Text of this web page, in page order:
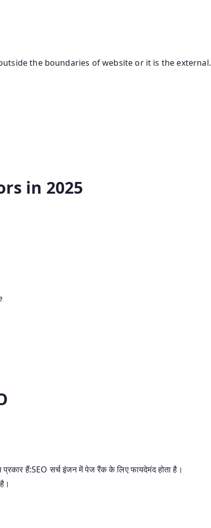
the boundaries of website or it is the external.
in 2025
हैं:SEO सर्च इंजन में पेज रैंक के लिए फायदेमंद होता है।